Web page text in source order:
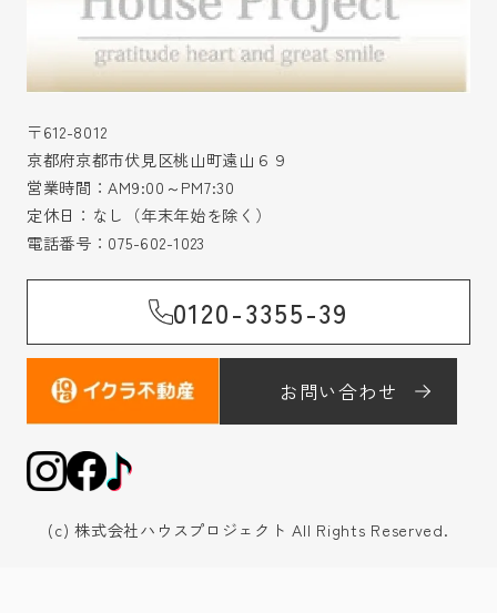
〒612-8012
京都府京都市伏見区桃山町遠山６９
営業時間：AM9:00～PM7:30
定休日：なし（年末年始を除く）
電話番号： 075-602-1023
0120-3355-39
お問い合わせ
(c) 株式会社ハウスプロジェクト All Rights Reserved.